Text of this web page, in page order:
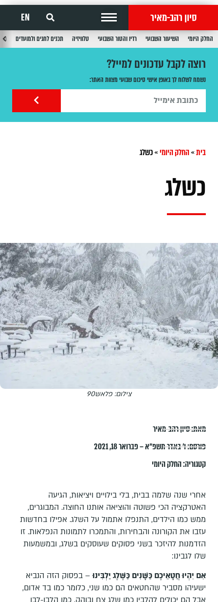
סיון רהב-מאיר EN
החלק היומי השיעור השבועי רדיו והטור השבועי טלוויזיה תכנים לחגים ולמועדים
רוצה לקבל עדכונים למייל?
נשמח לשלוח לך באופן אישי סיכום שבועי מצוות האתר:
בית»החלק היומי»כשלג
כשלג
צילום: פלאש90
מאת:סיון רהב-מאיר
פורסם:ו׳ באדר תשפ״א – פברואר 18, 2021
קטגוריה:החלק היומי
אחרי שנה שלמה בבית, בלי בילויים ויציאות, הגיעה
האטרקציה הכי פשוטה והוציאה אותנו החוצה. המבוגרים,
ממש כמו הילדים, התנפלו אתמול על השלג. אפילו בחדשות
עזבו את הקורונה והבחירות, והתמכרו לתמונות הנפלאות. זו
הזדמנות להיזכר בשני פסוקים שעוסקים בשלג, ובמשמעות
שלו לגבינו:
אִם יִהְיוּ חֲטָאֵיכֶם כַּשָּׁנִים כַּשֶּׁלֶג יַלְבִּינוּ– בפסוק הזה הנביא
ישעיהו מסביר שהחטאים הם כמו שני, כלומר כמו בד אדום,